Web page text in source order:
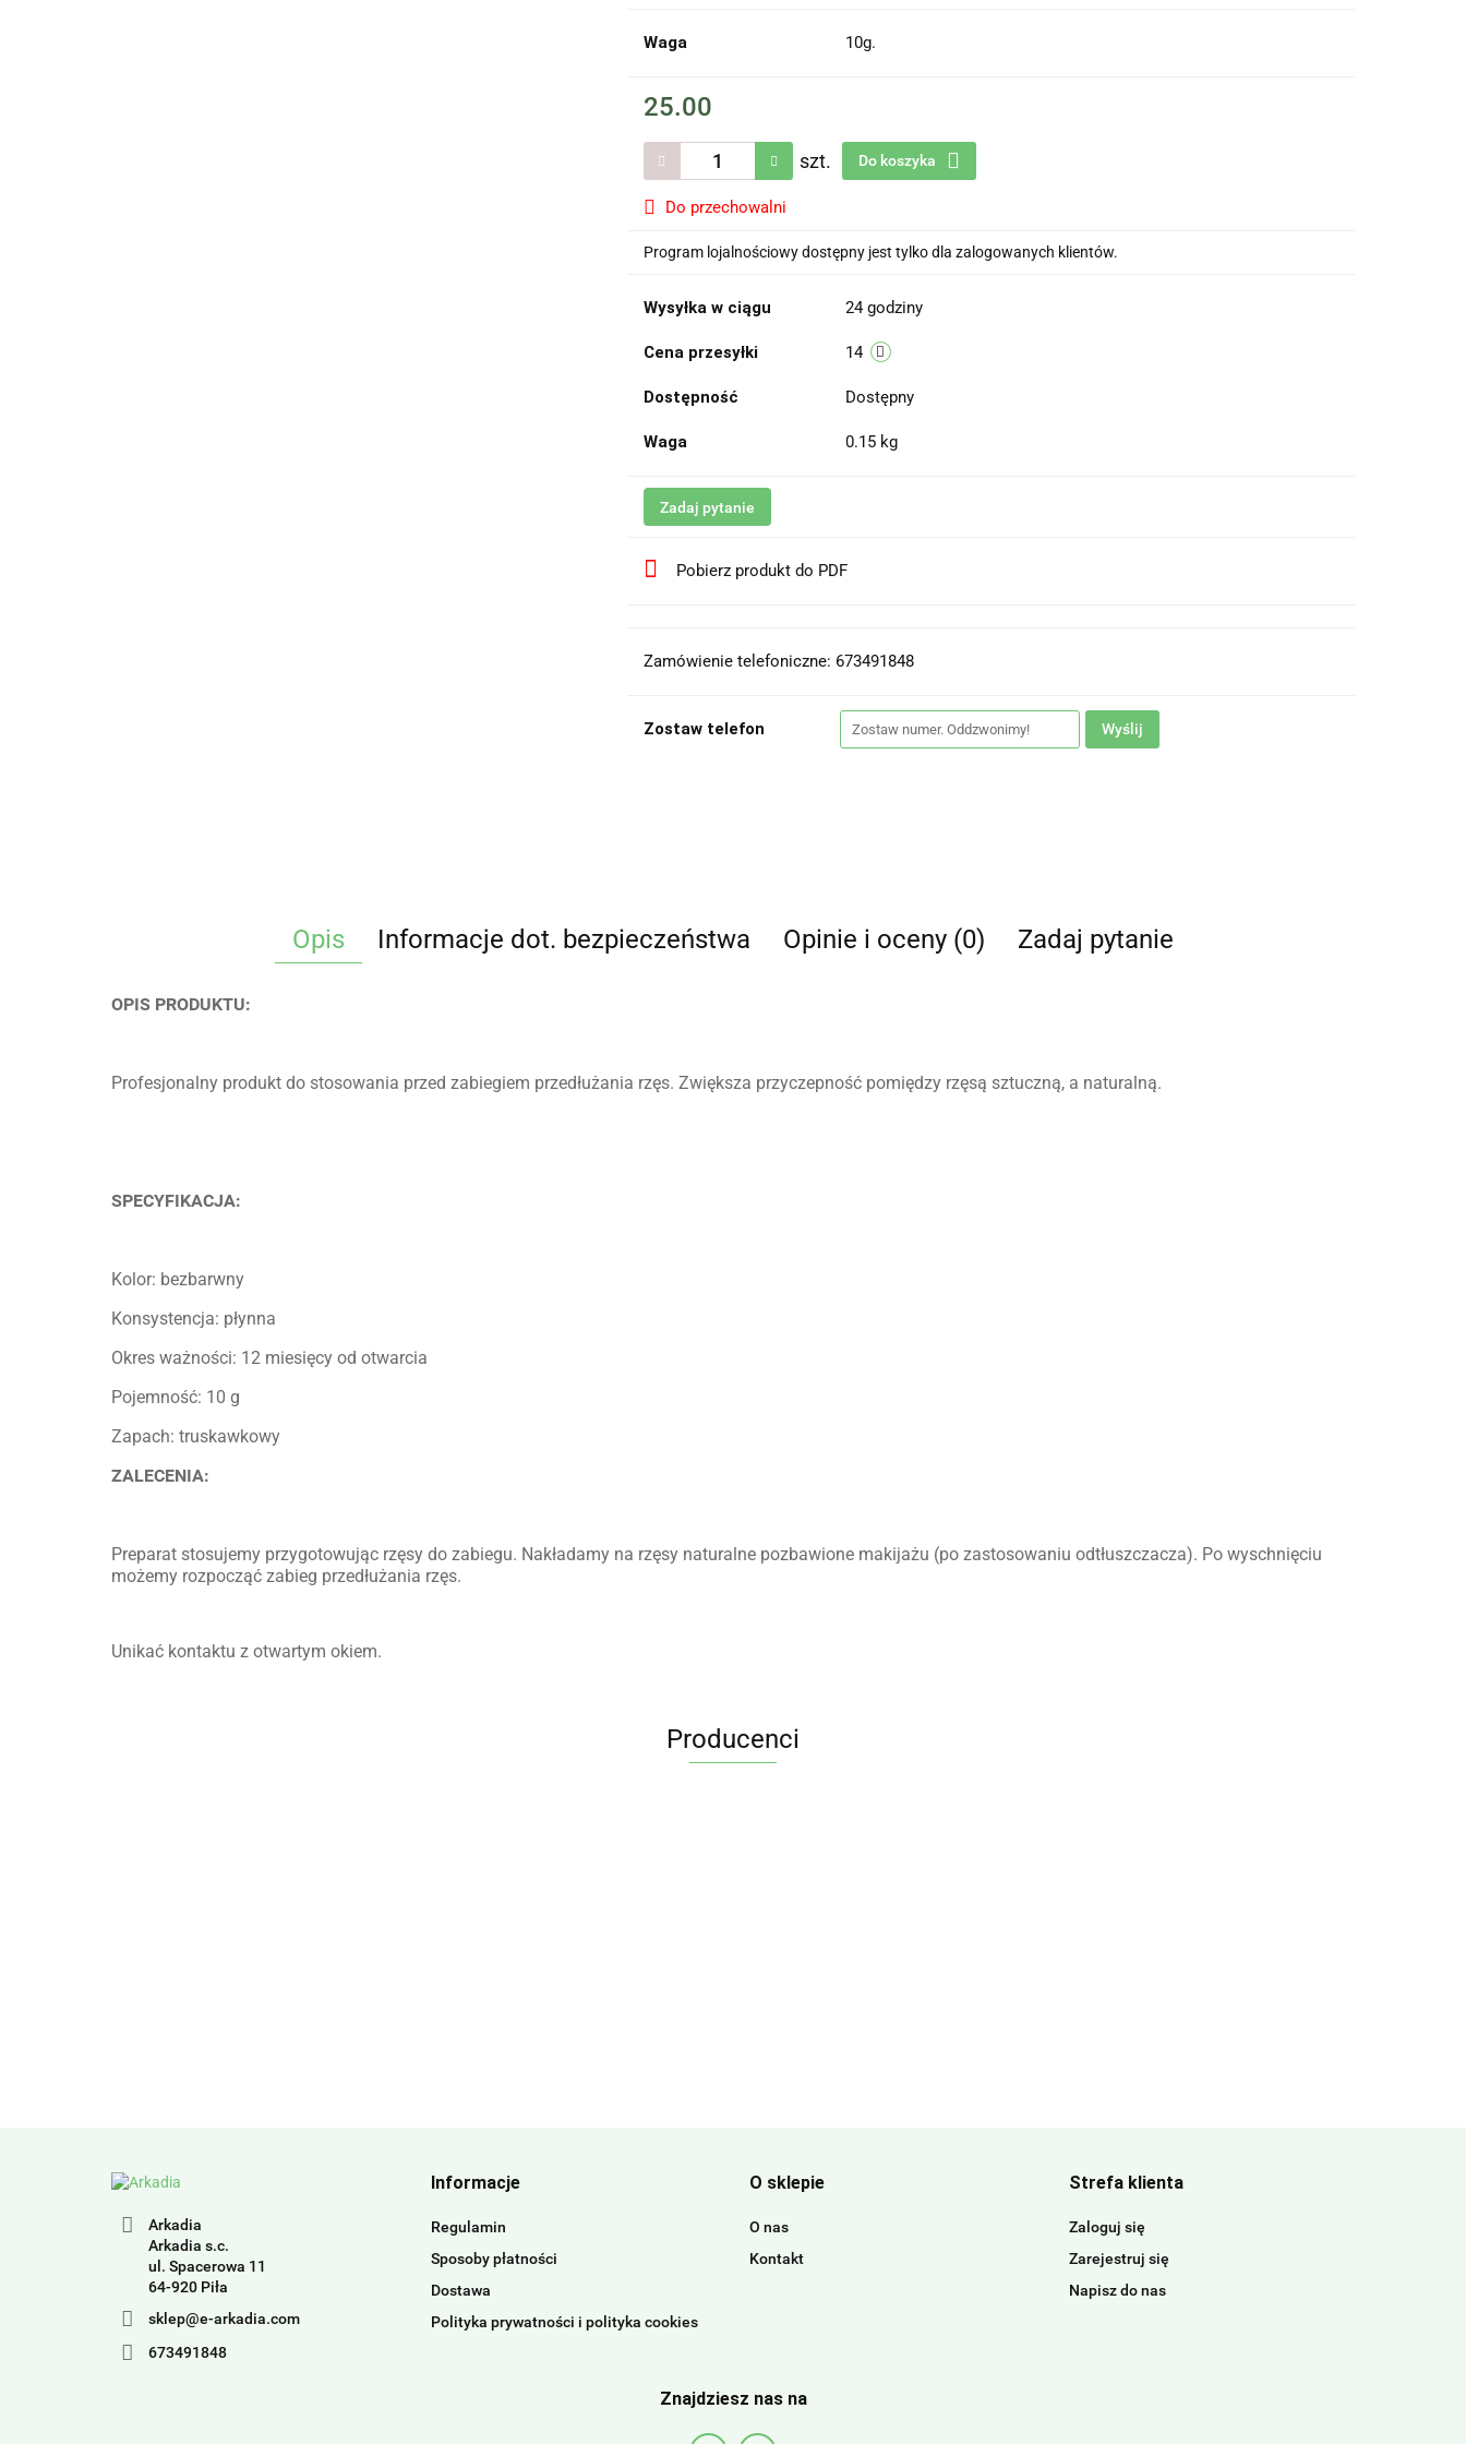
Waga 10g.
25.00
szt. Do koszyka
Do przechowalni
Program lojalnościowy dostępny jest tylko dla zalogowanych klientów.
Wysyłka w ciągu 24 godziny
Cena przesyłki 14
Dostępność Dostępny
Waga 0.15 kg
Zadaj pytanie
Pobierz produkt do PDF
Zamówienie telefoniczne: 673491848
Zostaw telefon Wyślij
Opis Informacje dot. bezpieczeństwa Opinie i oceny (0) Zadaj pytanie
OPIS PRODUKTU:
Profesjonalny produkt do stosowania przed zabiegiem przedłużania rzęs. Zwiększa przyczepność pomiędzy rzęsą sztuczną, a naturalną.
SPECYFIKACJA:
Kolor: bezbarwny
Konsystencja: płynna
Okres ważności: 12 miesięcy od otwarcia
Pojemność: 10 g
Zapach: truskawkowy
ZALECENIA:
Preparat stosujemy przygotowując rzęsy do zabiegu. Nakładamy na rzęsy naturalne pozbawione makijażu (po zastosowaniu odtłuszczacza). Po wyschnięciu
możemy rozpocząć zabieg przedłużania rzęs.
Unikać kontaktu z otwartym okiem.
Producenci
Arkadia
Arkadia s.c.
ul. Spacerowa 11
64-920 Piła
sklep@e-arkadia.com
673491848
Informacje
Regulamin
Sposoby płatności
Dostawa
Polityka prywatności i polityka cookies
O sklepie
O nas
Kontakt
Strefa klienta
Zaloguj się
Zarejestruj się
Napisz do nas
Znajdziesz nas na